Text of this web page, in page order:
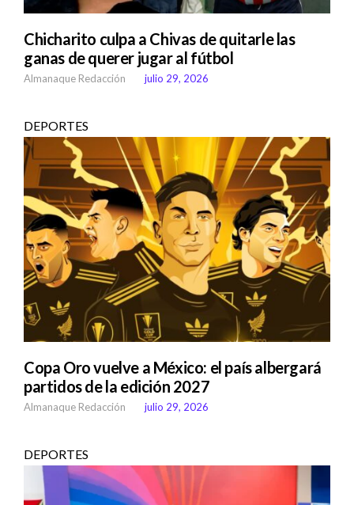
Chicharito culpa a Chivas de quitarle las
ganas de querer jugar al fútbol
Almanaque Redacción julio 29, 2026
DEPORTES
Copa Oro vuelve a México: el país albergará
partidos de la edición 2027
Almanaque Redacción julio 29, 2026
DEPORTES